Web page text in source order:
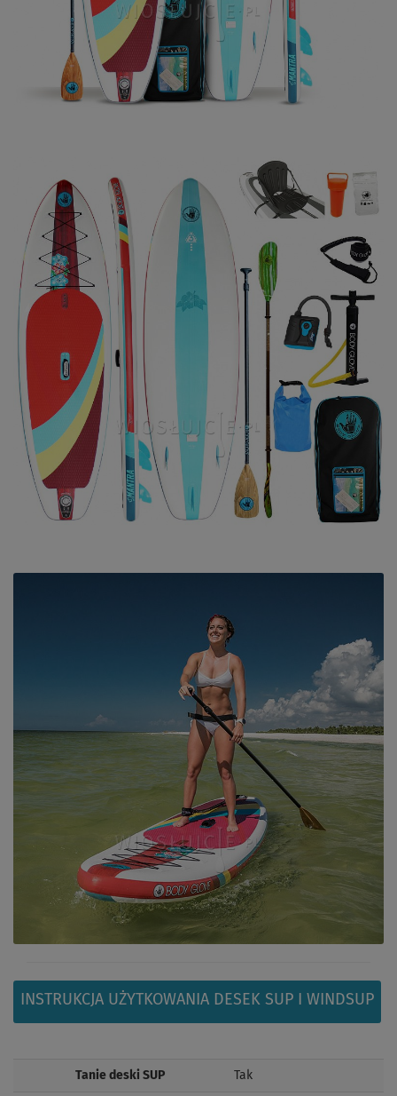
INSTRUKCJA UŻYTKOWANIA DESEK SUP I WINDSUP
Tanie deski SUP Tak